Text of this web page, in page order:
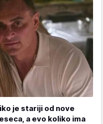
je stariji od nove
a evo koliko ima